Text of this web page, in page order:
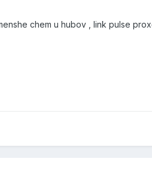
chem u hubov , link pulse